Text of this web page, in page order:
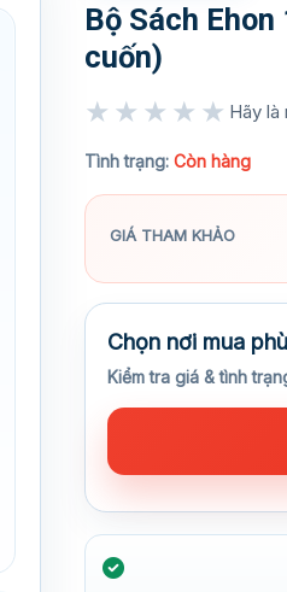
Bộ Sách
cuốn)
★★★★★ Hãy là
Tình trạng: Còn hàng
GIÁ THAM KHẢO
Chọn nơi mua
Kiểm tra giá & tình